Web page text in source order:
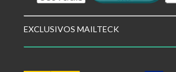
EXCLUSIVOS MAILTECK